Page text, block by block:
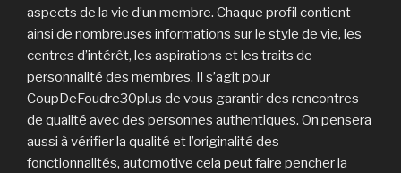
aspects de la vie d’un membre. Chaque profil contient
ainsi de nombreuses informations sur le style de vie, les
centres d’intérêt, les aspirations et les traits de
personnalité des membres. Il s’agit pour
CoupDeFoudre30plus de vous garantir des rencontres
de qualité avec des personnes authentiques. On pensera
aussi à vérifier la qualité et l’originalité des
fonctionnalités, automotive cela peut faire pencher la